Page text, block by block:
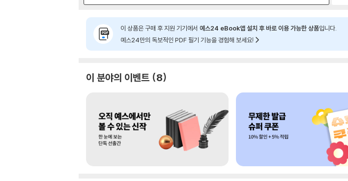
이 상품은 구매 후 지원 기기에서 예스24 eBook앱 설치 후 바로 이용 가능한 상품입니다.
예스24만의 독보적인 PDF 필기 기능을 경험해 보세요!
이 분야의 이벤트 8